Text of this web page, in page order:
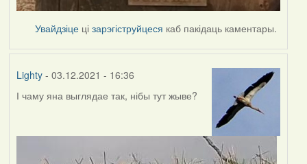
Увайдзіце цізарэгіструйцеся каб пакідаць каментары.
Lighty- 03.12.2021 - 16:36
І чаму яна выглядае так, нібы тут жыве?